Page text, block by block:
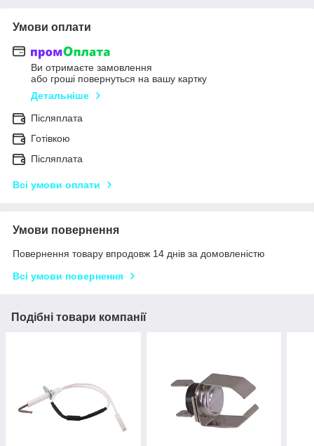
Умови оплати
Ви отримаєте замовлення
або гроші повернуться на вашу картку
Детальніше
Післяплата
Готівкою
Післяплата
Всі умови оплати
Умови повернення
Повернення товару впродовж 14 днів за домовленістю
Всі умови повернення
Подібні товари компанії